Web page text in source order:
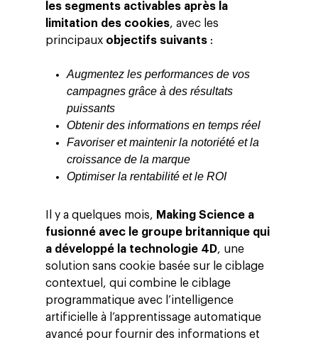
les segments activables après la
limitation des cookies, avec les
principaux objectifs suivants :
Augmentez les performances de vos
campagnes grâce à des résultats
puissants
Obtenir des informations en temps réel
Favoriser et maintenir la notoriété et la
croissance de la marque
Optimiser la rentabilité et le ROI
Il y a quelques mois, Making Science a
fusionné avec le groupe britannique qui
a développé la technologie 4D, une
solution sans cookie basée sur le ciblage
contextuel, qui combine le ciblage
programmatique avec l’intelligence
artificielle à l’apprentissage automatique
avancé pour fournir des informations et